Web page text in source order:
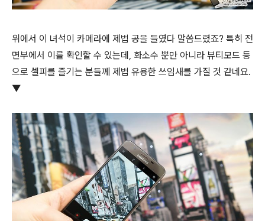
위에서 이 녀석이 카메라에 제법 공을 들였다 말씀드렸죠? 특히 전
면부에서 이를 확인할 수 있는데, 화소수 뿐만 아니라 뷰티모드 등
으로 셀피를 즐기는 분들께 제법 유용한 쓰임새를 가질 것 같네요.
▼